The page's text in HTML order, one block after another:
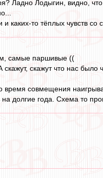
Ладно Лодыгин, видно,
каких-то тёплых чувств
самые паршивые ((
скажут что нас было
совмещения
долгие года. Схема то